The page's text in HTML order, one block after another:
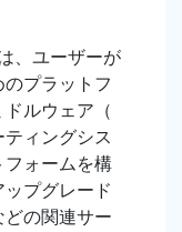
、ユーザーが
プラットフ
ルウェア（
ィングシス
フォームを構
プグレード
の関連サー